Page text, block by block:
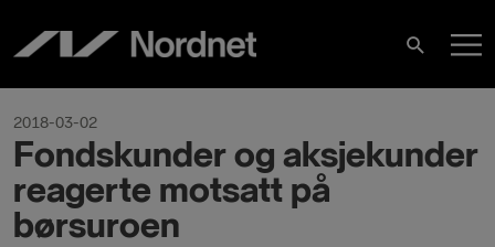
content
Search
2018-03-02
Fondskunder og aksjekunder
reagerte motsatt på
børsuroen